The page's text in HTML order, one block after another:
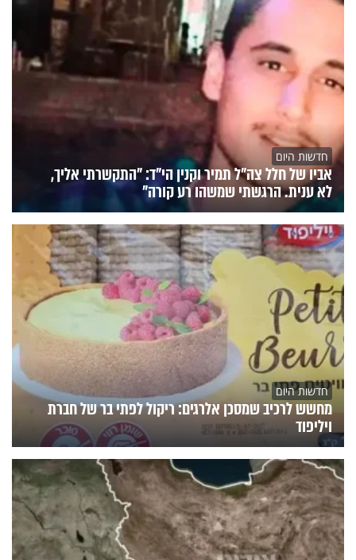
חדשות היום
אביו של חלל צה"ל תמיר וקנין הי"ד: "התקשרתי אליך,
לא ענית. הרגשתי שמשהו רע קורה"
חדשות היום
מחשש לרכיב שמסכן אלרגים: ריקול לפתי בר של חברת
ויליפוד